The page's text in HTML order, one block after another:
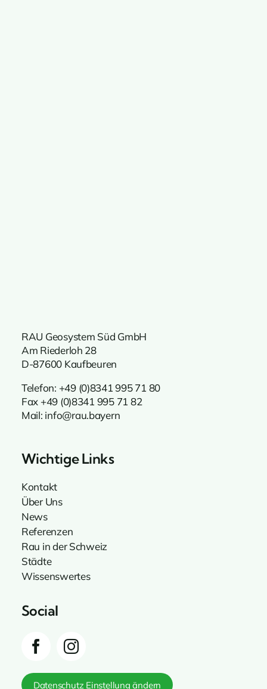
RAU Geosystem Süd GmbH
Am Riederloh 28
D-87600 Kaufbeuren
Telefon: +49 (0)8341 995 71 80
Fax +49 (0)8341 995 71 82
Mail: info@rau.bayern
Wichtige Links
Kontakt
Über Uns
News
Referenzen
Rau in der Schweiz
Städte
Wissenswertes
Social
Datenschutz Einstellung ändern